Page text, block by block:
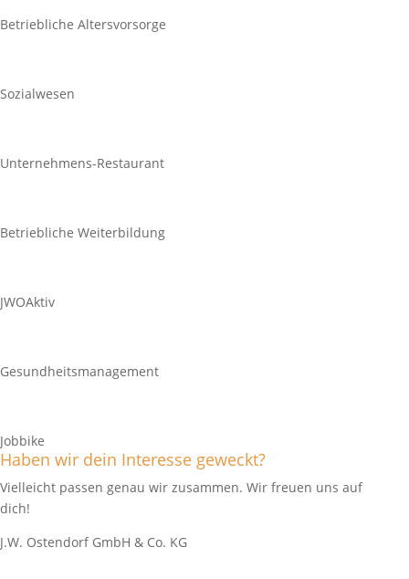
Betriebliche Altersvorsorge
Sozialwesen
Unternehmens-Restaurant
Betriebliche Weiterbildung
JWOAktiv
Gesundheitsmanagement
Jobbike
Haben wir dein Interesse geweckt?
Vielleicht passen genau wir zusammen. Wir freuen uns auf
dich!
J.W. Ostendorf GmbH & Co. KG